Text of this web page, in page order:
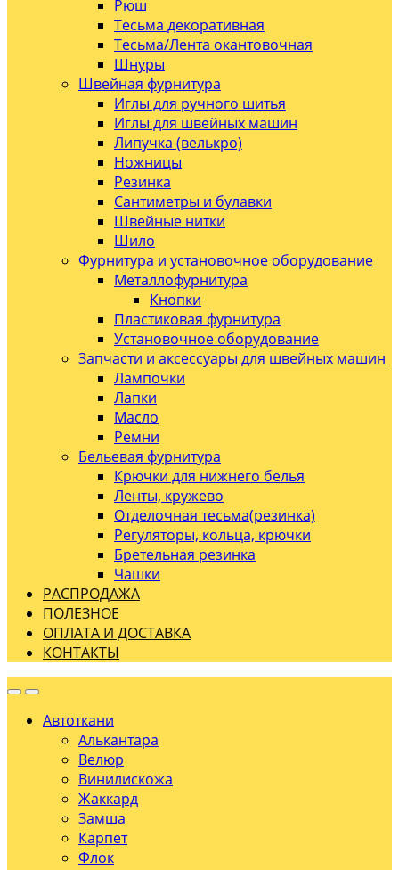
Рюш
Тесьма декоративная
Тесьма/Лента окантовочная
Шнуры
Швейная фурнитура
Иглы для ручного шитья
Иглы для швейных машин
Липучка (велькро)
Ножницы
Резинка
Сантиметры и булавки
Швейные нитки
Шило
Фурнитура и установочное оборудование
Металлофурнитура
Кнопки
Пластиковая фурнитура
Установочное оборудование
Запчасти и аксессуары для швейных машин
Лампочки
Лапки
Масло
Ремни
Бельевая фурнитура
Крючки для нижнего белья
Ленты, кружево
Отделочная тесьма(резинка)
Регуляторы, кольца, крючки
Бретельная резинка
Чашки
РАСПРОДАЖА
ПОЛЕЗНОЕ
ОПЛАТА И ДОСТАВКА
КОНТАКТЫ
Автоткани
Алькантара
Велюр
Винилискожа
Жаккард
Замша
Карпет
Флок